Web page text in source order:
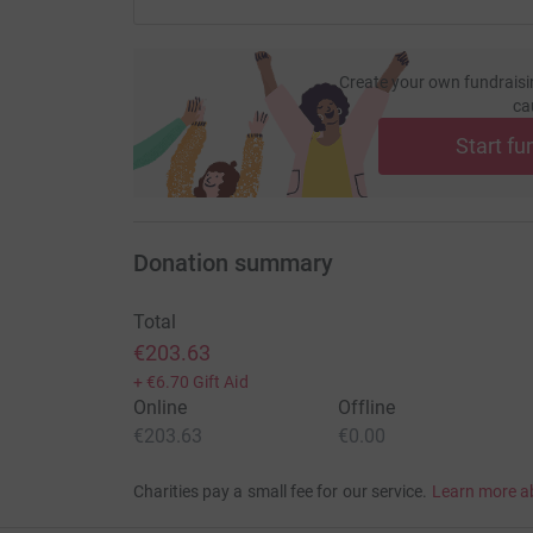
Create your own
Start
Donation summary
Total
€203.63
+ €6.70 Gift Aid
Online
€203.63
Offline
€0.00
Charities pay a small fee for our service. Learn more